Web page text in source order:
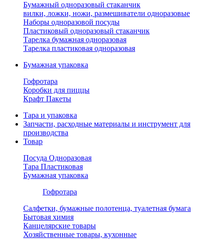
Бумажный одноразовый стаканчик
вилки, ложки, ножи, размешиватели одноразовые
Наборы одноразовой посуды
Пластиковый одноразовый стаканчик
Тарелка бумажная одноразовая
Тарелка пластиковая одноразовая
Бумажная упаковка
Гофротара
Коробки для пиццы
Крафт Пакеты
Тара и упаковка
Запчасти, расходные материалы и инструмент для
производства
Товар
Посуда Одноразовая
Тара Пластиковая
Бумажная упаковка
Гофротара
Салфетки, бумажные полотенца, туалетная бумага
Бытовая химия
Канцелярские товары
Хозяйственные товары, кухонные